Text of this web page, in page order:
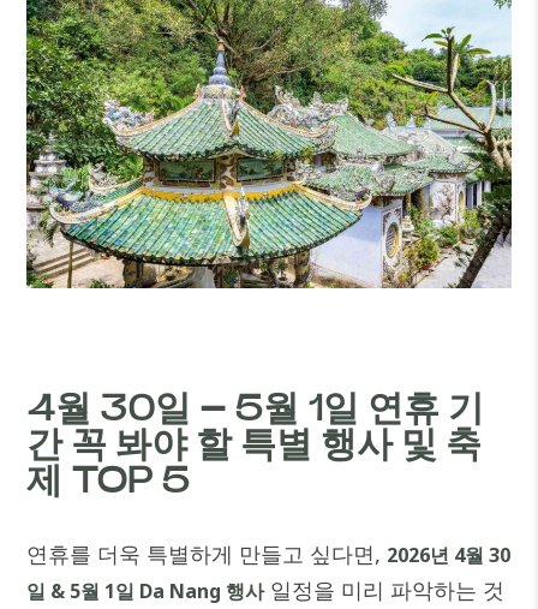
4월 30일 – 5월 1일 연휴 기
간 꼭 봐야 할 특별 행사 및 축
제 TOP 5
연휴를 더욱 특별하게 만들고 싶다면, 2026년 4월 30
일 & 5월 1일 Da Nang 행사일정을 미리 파악하는 것